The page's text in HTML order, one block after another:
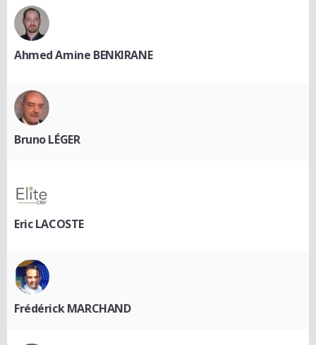
Ahmed Amine BENKIRANE
Bruno LÉGER
Eric LACOSTE
Frédérick MARCHAND